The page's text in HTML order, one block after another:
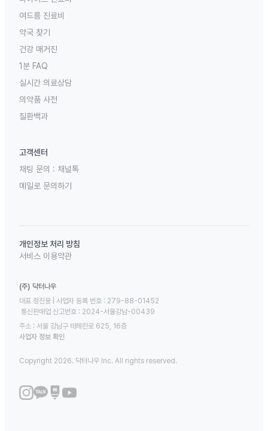
여드름 진료비
약국 찾기
건강 매거진
1분 FAQ
실시간 의료상담
의약품 사전
질환백과
고객센터
채팅 문의 : 채널톡
메일로 문의하기
개인정보 처리 방침
서비스 이용약관
(주) 닥터나우
대표 정진웅 | 사업자 등록 번호 : 279-88-01452
통신판매업 신고번호 : 2024-서울강남-00439
주소 : 서울 강남구 테헤란로 625, 16층
사업자 정보 확인
Copyright 2026. 닥터나우 Inc. All rights reserved.